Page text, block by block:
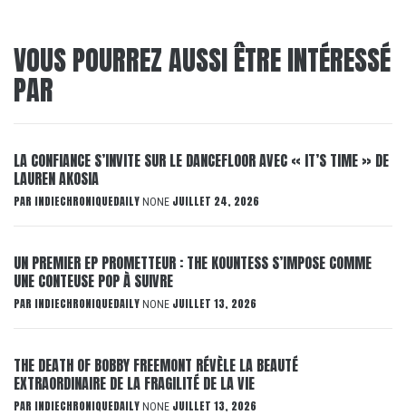
VOUS POURREZ AUSSI ÊTRE INTÉRESSÉ
PAR
LA CONFIANCE S’INVITE SUR LE DANCEFLOOR AVEC « IT’S TIME » DE
LAUREN AKOSIA
PAR INDIECHRONIQUEDAILY NONE JUILLET 24, 2026
UN PREMIER EP PROMETTEUR : THE KOUNTESS S’IMPOSE COMME
UNE CONTEUSE POP À SUIVRE
PAR INDIECHRONIQUEDAILY NONE JUILLET 13, 2026
THE DEATH OF BOBBY FREEMONT RÉVÈLE LA BEAUTÉ
EXTRAORDINAIRE DE LA FRAGILITÉ DE LA VIE
PAR INDIECHRONIQUEDAILY NONE JUILLET 13, 2026